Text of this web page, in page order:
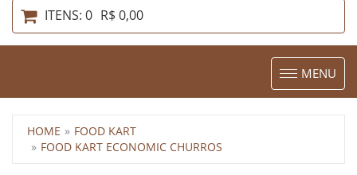
ITENS: 0 R$ 0,00
Toggle
navigation
MENU
HOME
FOOD KART
FOOD KART ECONOMIC CHURROS